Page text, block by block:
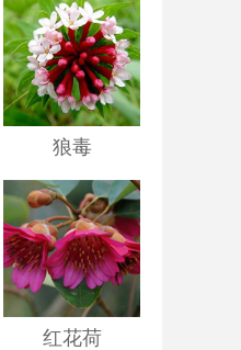
狼毒
红花荷